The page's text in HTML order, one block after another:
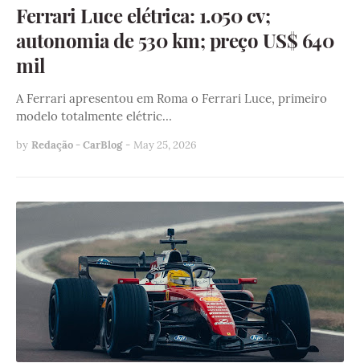
Ferrari Luce elétrica: 1.050 cv;
autonomia de 530 km; preço US$ 640
mil
A Ferrari apresentou em Roma o Ferrari Luce, primeiro
modelo totalmente elétric…
by Redação - CarBlog - May 25, 2026